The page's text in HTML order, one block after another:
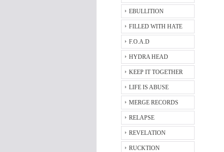
EBULLITION
FILLED WITH HATE
F.O.A.D
HYDRA HEAD
KEEP IT TOGETHER
LIFE IS ABUSE
MERGE RECORDS
RELAPSE
REVELATION
RUCKTION